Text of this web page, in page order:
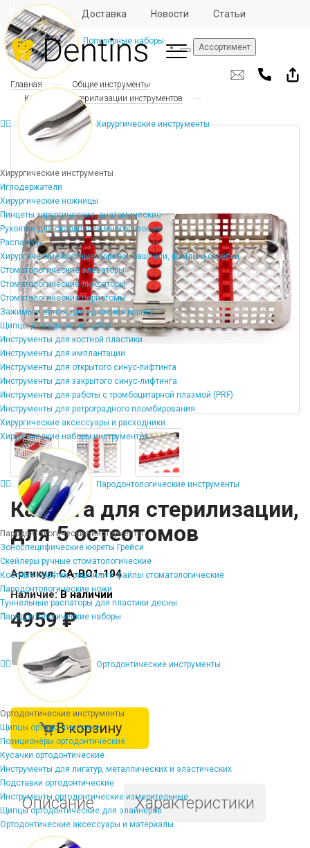
Отзывы Доставка Новости Статьи
Ассортимент
Популярные наборы
Хирургические инструменты
Хирургические инструменты
Иглодержатели
Хирургические ножницы
Пинцеты хирургические, анатомические
Рукоятки для скальпелей многоразовые
Распаторы
Хирургические костные кюретки, рашпили, файлы и скребки
Стоматологические элеваторы
Стоматологические люксаторы
Стоматологические периотомы
Зажимы и винты для удаления корней
Щипцы для удаления зубов
Инструменты для костной пластики
Инструменты для имплантации
Инструменты для открытого синус-лифтинга
Инструменты для закрытого синус-лифтинга
Инструменты для работы с тромбоцитарной плазмой (PRF)
Инструменты для ретроградного пломбирования
Хирургические аксессуары и расходники
Хирургические наборы инструментов
Пародонтологические инструменты
Пародонтологические инструменты
Зоноспецифические кюреты Грейси
Скейлеры ручные стоматологические
Костные кюретки, рашпили и файлы стоматологические
Пародонтологические ножи
Туннельные распаторы для пластики десны
Пародонтологические наборы
Ортодонтические инструменты
Ортодонтические инструменты
Щипцы ортодонтические
Позиционеры ортодонтические
Кусачки ортодонтические
Инструменты для лигатур, металлических и эластических
Подставки ортодонтические
Инструменты ортодонтические измерительные
Щипцы ортодонтические для элайнеров
Ортодонтические аксессуары и материалы
Главная
Общие инструменты
Кассеты для стерилизации инструментов
Кассета для стерилизации,
для 5 остеотомов
Артикул:CA-BO1-104
Наличие:В наличии
4959 ₽
- +
В корзину
Описание Характеристики